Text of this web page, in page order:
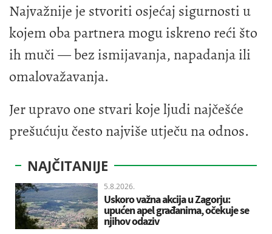
Najvažnije je stvoriti osjećaj sigurnosti u
kojem oba partnera mogu iskreno reći što
ih muči — bez ismijavanja, napadanja ili
omalovažavanja.
Jer upravo one stvari koje ljudi najčešće
prešućuju često najviše utječu na odnos.
NAJČITANIJE
5.8.2026.
Uskoro važna akcija u Zagorju:
upućen apel građanima, očekuje se
njihov odaziv